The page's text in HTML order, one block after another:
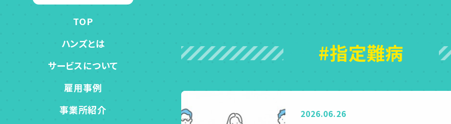
TOP
ハンズとは
サービスについて
雇用事例
事業所紹介
#指定難病
2026.06.26